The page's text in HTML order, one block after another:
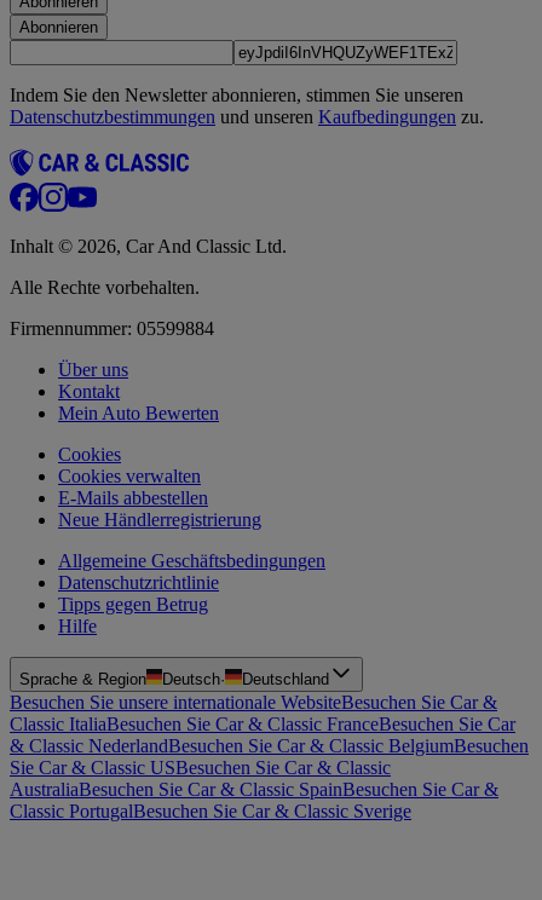
Abonnieren
Indem Sie den Newsletter abonnieren, stimmen Sie unseren
Datenschutzbestimmungen und unseren Kaufbedingungen zu.
Inhalt © 2026, Car And Classic Ltd.
Alle Rechte vorbehalten.
Firmennummer: 05599884
Über uns
Kontakt
Mein Auto Bewerten
Cookies
Cookies verwalten
E-Mails abbestellen
Neue Händlerregistrierung
Allgemeine Geschäftsbedingungen
Datenschutzrichtlinie
Tipps gegen Betrug
Hilfe
Sprache & Region Deutsch· Deutschland
Besuchen Sie unsere internationale WebsiteBesuchen Sie Car &
Classic ItaliaBesuchen Sie Car & Classic FranceBesuchen Sie Car
& Classic NederlandBesuchen Sie Car & Classic BelgiumBesuchen
Sie Car & Classic USBesuchen Sie Car & Classic
AustraliaBesuchen Sie Car & Classic SpainBesuchen Sie Car &
Classic PortugalBesuchen Sie Car & Classic Sverige